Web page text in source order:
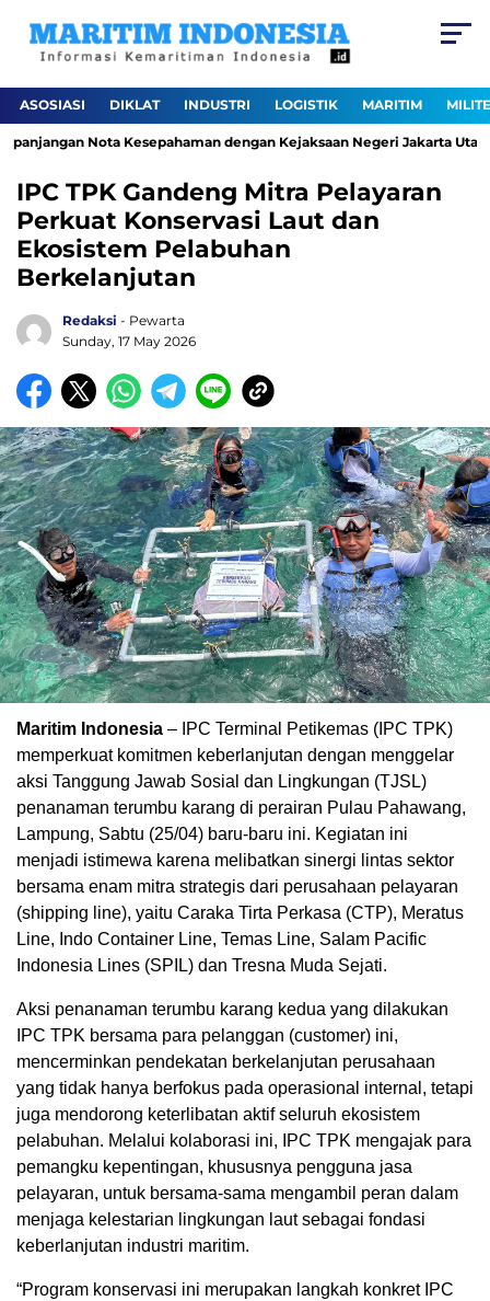
ASOSIASI DIKLAT INDUSTRI LOGISTIK MARITIM
Nota Kesepahaman dengan Kejaksaan Negeri Jakarta Utara
IPC TPK Gandeng Mitra Pelayaran
Perkuat Konservasi Laut dan
Ekosistem Pelabuhan
Berkelanjutan
Redaksi - Pewarta
Sunday, 17 May 2026
Maritim Indonesia – IPC Terminal Petikemas (IPC TPK)
memperkuat komitmen keberlanjutan dengan menggelar
aksi Tanggung Jawab Sosial dan Lingkungan (TJSL)
penanaman terumbu karang di perairan Pulau Pahawang,
Lampung, Sabtu (25/04) baru-baru ini. Kegiatan ini
menjadi istimewa karena melibatkan sinergi lintas sektor
bersama enam mitra strategis dari perusahaan pelayaran
(shipping line), yaitu Caraka Tirta Perkasa (CTP), Meratus
Line, Indo Container Line, Temas Line, Salam Pacific
Indonesia Lines (SPIL) dan Tresna Muda Sejati.
Aksi penanaman terumbu karang kedua yang dilakukan
IPC TPK bersama para pelanggan (customer) ini,
mencerminkan pendekatan berkelanjutan perusahaan
yang tidak hanya berfokus pada operasional internal, tetapi
juga mendorong keterlibatan aktif seluruh ekosistem
pelabuhan. Melalui kolaborasi ini, IPC TPK mengajak para
pemangku kepentingan, khususnya pengguna jasa
pelayaran, untuk bersama-sama mengambil peran dalam
menjaga kelestarian lingkungan laut sebagai fondasi
keberlanjutan industri maritim.
“Program konservasi ini merupakan langkah konkret IPC